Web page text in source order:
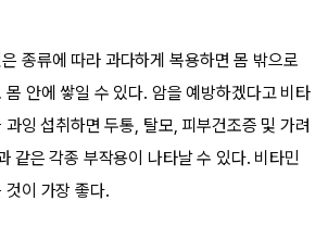
종류에 따라 과다하게 복용하면 몸 밖으로
몸 안에 쌓일 수 있다. 암을 예방하겠다고 비타
잉 섭취하면 두통, 탈모, 피부건조증 및 가려
같은 각종 부작용이 나타날 수 있다. 비타민
것이 가장 좋다.